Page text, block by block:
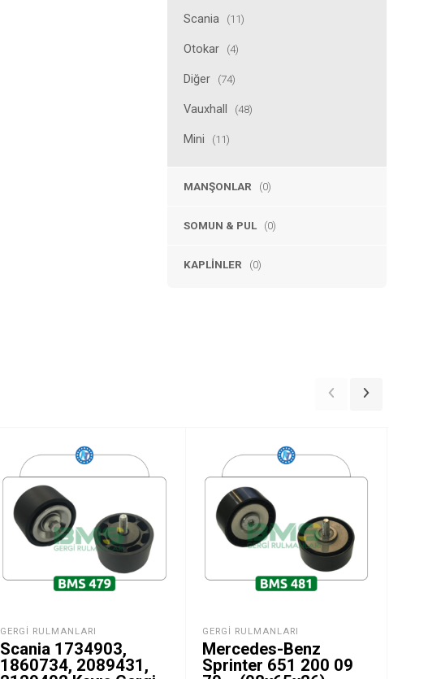
Scania (11)
Otokar (4)
Diğer (74)
Vauxhall (48)
Mini (11)
MANŞONLAR (0)
SOMUN & PUL (0)
KAPLINLER (0)
GERGI RULMANLARI
Scania 1734903,
1860734, 2089431,
GERGI RULMANLARI
Mercedes-Benz
Sprinter 651 200 09